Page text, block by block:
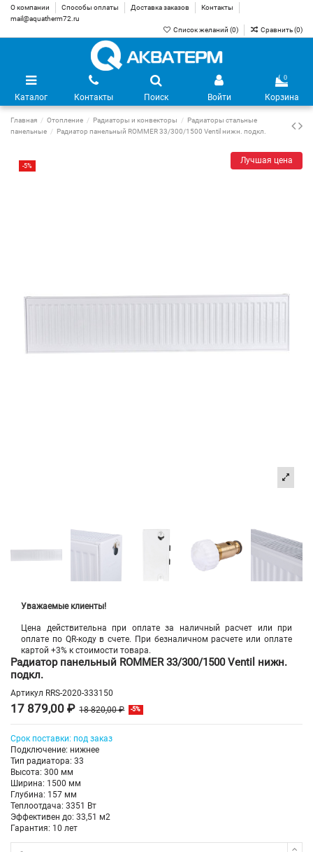
О компании Способы оплаты Доставка заказов
Контакты
mail@aquatherm72.ru
Список желаний (0) Сравнить (0)
Каталог Контакты Поиск Войти
0
Корзина
Главная Отопление Радиаторы и конвекторы
Радиаторы стальные
панельные
Радиатор панельный ROMMER 33/300/1500 Ventil нижн. подкл.
-5%
Лучшая цена
Уважаемые клиенты!
Цена действительна при оплате за наличный расчет или при
оплате по QR-коду в счете. При безналичном расчете или оплате
картой +3% к стоимости товара.
Радиатор панельный ROMMER 33/300/1500 Ventil нижн.
подкл.
Артикул RRS-2020-333150
17 879,00 ₽ 18 820,00 ₽ -5%
Срок поставки: под заказ
Подключение: нижнее
Тип радиатора: 33
Высота: 300 мм
Ширина: 1500 мм
Глубина: 157 мм
Теплоотдача: 3351 Вт
Эффективен до: 33,51 м2
Гарантия: 10 лет